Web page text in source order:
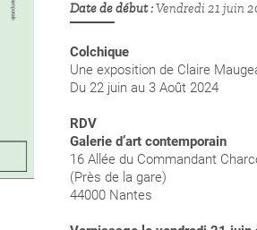
Date de début Vendredi 21 juin
Colchique
Une exposition de Claire
Du 22 juin au 3 Août 2024
RDV
Galerie d’art contemporain
16 Allée du Commandant
(Près de la gare)
44000 Nantes